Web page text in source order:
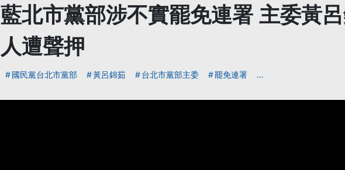
藍北市黨部涉不實罷免連署 主委黃
人遭聲押
國民黨台北市黨部 黃呂錦茹 台北市黨部主委 罷免連署 ...